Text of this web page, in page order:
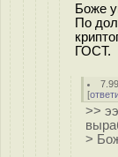
Боже
По
ГОСТ.
7.99
[
>>
>